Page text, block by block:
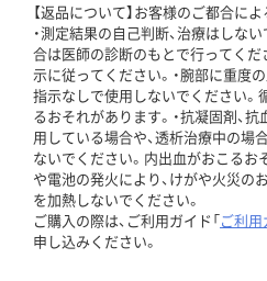
【返品について】お客様のご都合に
・測定結果の自己判断、治療はしな
合は医師の診断のもとで行ってくだ
示に従ってください。・腕部に重度
指示なしで使用しないでください。
るおそれがあります。・抗凝固剤、
用している場合や、透析治療中の場
ないでください。内出血がおこるお
や電池の発火により、けがや火災の
を加熱しないでください。
ご購入の際は、ご利用ガイド「ご利用
申し込みください。